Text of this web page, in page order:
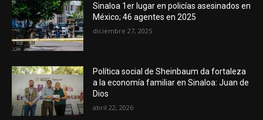
Sinaloa 1er lugar en policías asesinados en
México; 46 agentes en 2025
diciembre 27, 2025
Política social de Sheinbaum da fortaleza
a la economía familiar en Sinaloa: Juan de
Dios
abril 22, 2026